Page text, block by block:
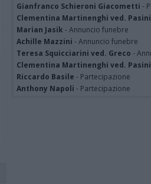
Gianfranco Schieroni Giacometti -
Clementina Martinenghi ved. Pasini
Marian Jasik - Annuncio funebre
Achille Mazzini - Annuncio funebre
Teresa Squicciarini ved. Greco -
Clementina Martinenghi ved. Pasini
Riccardo Basile - Partecipazione
Anthony Napoli - Partecipazione